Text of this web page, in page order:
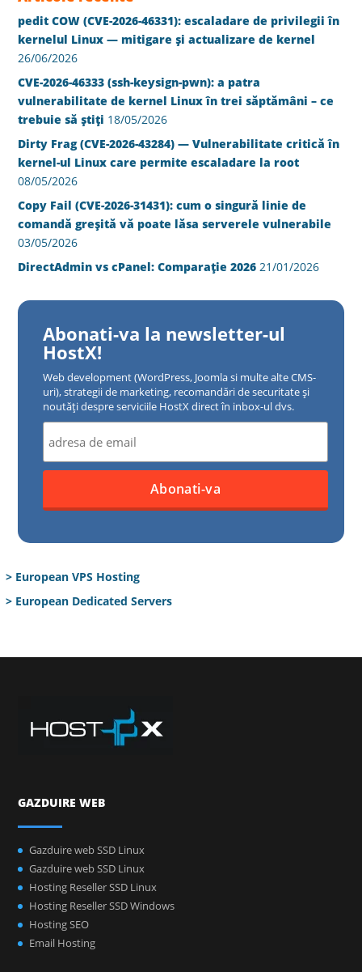
pedit COW (CVE-2026-46331): escaladare de privilegii în
kernelul Linux — mitigare și actualizare de kernel
26/06/2026
CVE-2026-46333 (ssh-keysign-pwn): a patra
vulnerabilitate de kernel Linux în trei săptămâni – ce
trebuie să știți 18/05/2026
Dirty Frag (CVE-2026-43284) — Vulnerabilitate critică în
kernel-ul Linux care permite escaladare la root
08/05/2026
Copy Fail (CVE-2026-31431): cum o singură linie de
comandă greșită vă poate lăsa serverele vulnerabile
03/05/2026
DirectAdmin vs cPanel: Comparație 2026 21/01/2026
Abonati-va la newsletter-ul
HostX!
Web development (WordPress, Joomla si multe alte CMS-
uri), strategii de marketing, recomandări de securitate și
noutăți despre serviciile HostX direct în inbox-ul dvs.
> European VPS Hosting
> European Dedicated Servers
GAZDUIRE WEB
Gazduire web SSD Linux
Gazduire web SSD Linux
Hosting Reseller SSD Linux
Hosting Reseller SSD Windows
Hosting SEO
Email Hosting